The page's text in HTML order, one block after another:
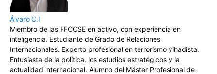
Álvaro C.I
Miembro de las FFCCSE en activo, con experiencia en
inteligencia. Estudiante de Grado de Relaciones
Internacionales. Experto profesional en terrorismo yihadista.
Entusiasta de la política, los estudios estratégicos y la
actualidad internacional. Alumno del Máster Profesional de